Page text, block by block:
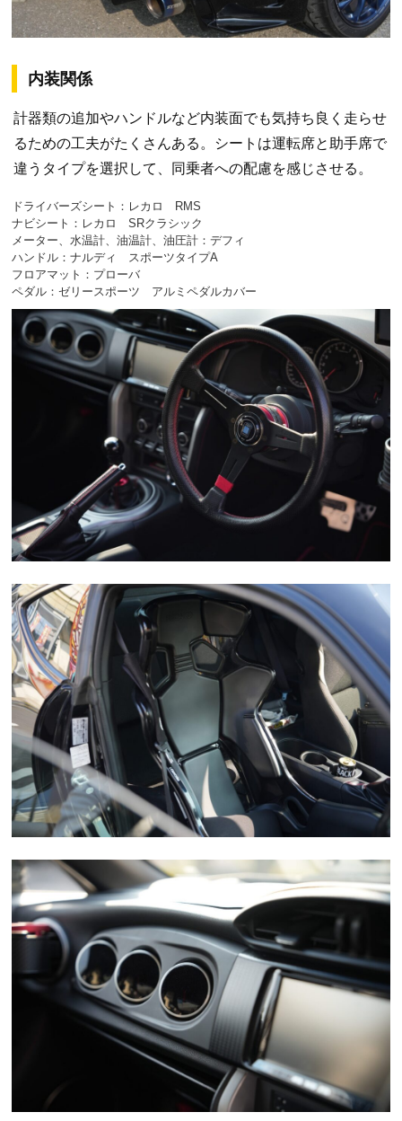
内装関係
計器類の追加やハンドルなど内装面でも気持ち良く走らせ
るための工夫がたくさんある。シートは運転席と助手席で
違うタイプを選択して、同乗者への配慮を感じさせる。
ドライバーズシート：レカロ RMS
ナビシート：レカロ SRクラシック
メーター、水温計、油温計、油圧計：デフィ
ハンドル：ナルディ スポーツタイプA
フロアマット：プローバ
ペダル：ゼリースポーツ アルミペダルカバー